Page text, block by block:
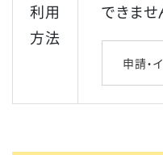
利用
方法
できませ
申請・